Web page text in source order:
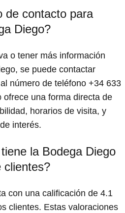
de contacto para
Diego?
o tener más información
se puede contactar
número de teléfono +34 633
ofrece una forma directa de
horarios de visita, y
interés.
la Bodega Diego
clientes?
con una calificación de 4.1
clientes. Estas valoraciones